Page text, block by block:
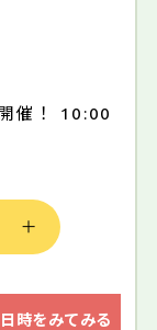
催！ 10:00
時をみてみる